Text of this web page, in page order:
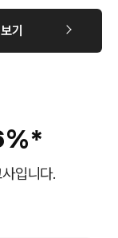
기
입니다.